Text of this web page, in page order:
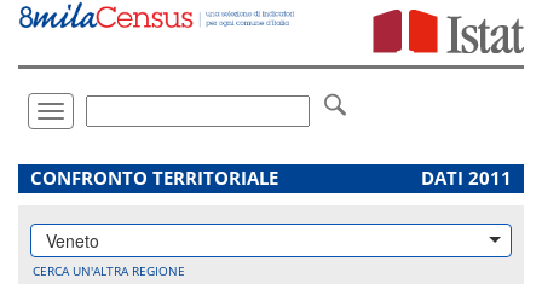
Vai
direttamente
Toggle
navigation
.
CONFRONTO TERRITORIALE DATI 2011
Veneto
CERCA UN'ALTRA REGIONE